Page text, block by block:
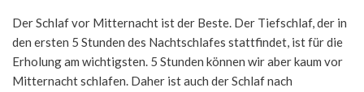
Der Schlaf vor Mitternacht ist der Beste. Der Tiefschlaf, der in
den ersten 5 Stunden des Nachtschlafes stattfindet, ist für die
Erholung am wichtigsten. 5 Stunden können wir aber kaum vor
Mitternacht schlafen. Daher ist auch der Schlaf nach